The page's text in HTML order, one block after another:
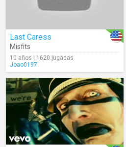
Last Caress
Misfits
10 años | 1620 jugadas
Joao0197